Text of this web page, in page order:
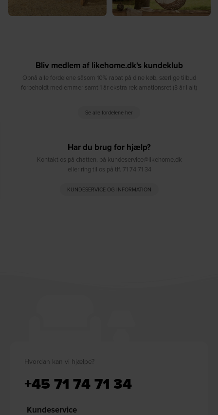
Bliv medlem af likehome.dk's kundeklub
Opnå alle fordelene såsom 10% rabat på dine køb, særlige tilbud
forbeholdt medlemmer samt 1 år ekstra reklamationsret (3 år i alt)
Se alle fordelene her
Har du brug for hjælp?
Kontakt os på chatten, på kundeservice@likehome.dk
eller ring til os på tlf. 71 74 71 34
KUNDESERVICE OG INFORMATION
Hvordan kan vi hjælpe?
+45 71 74 71 34
Kundeservice